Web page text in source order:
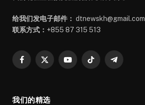
给我们发电子邮件： dtnewskh@gmail.com
联系方式： +855 87 315 513
Facebook
X
YouTubeTikTok Telegram
我们的精选